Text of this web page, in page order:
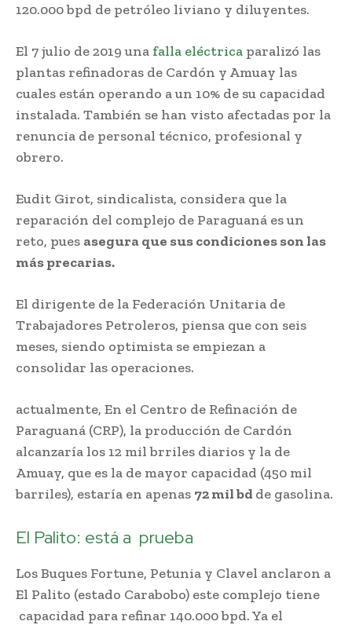
120.000 bpd de petróleo liviano y diluyentes.
El 7 julio de 2019 una falla eléctrica paralizó las
plantas refinadoras de Cardón y Amuay las
cuales están operando a un 10% de su capacidad
instalada. También se han visto afectadas por la
renuncia de personal técnico, profesional y
obrero.
Eudit Girot, sindicalista, considera que la
reparación del complejo de Paraguaná es un
reto, pues asegura que sus condiciones son las
más precarias.
El dirigente de la Federación Unitaria de
Trabajadores Petroleros, piensa que con seis
meses, siendo optimista se empiezan a
consolidar las operaciones.
actualmente, En el Centro de Refinación de
Paraguaná (CRP), la producción de Cardón
alcanzaría los 12 mil brriles diarios y la de
Amuay, que es la de mayor capacidad (450 mil
barriles), estaría en apenas 72 mil bd de gasolina.
El Palito: está a prueba
Los Buques Fortune, Petunia y Clavel anclaron a
El Palito (estado Carabobo) este complejo tiene
capacidad para refinar 140.000 bpd. Ya el